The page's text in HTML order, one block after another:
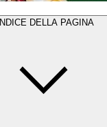
INDICE DELLA PAGINA